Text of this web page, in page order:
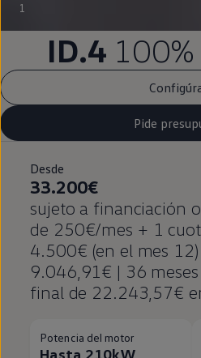
1
ID.4 100%
Pide
Desde
33.200€
sujeto a financiación
de 250€/mes + 1
4.500€ (en el mes
9.046,91€ | 36 meses
final de 22.243,57€
Potencia del motor
Hasta 210kW